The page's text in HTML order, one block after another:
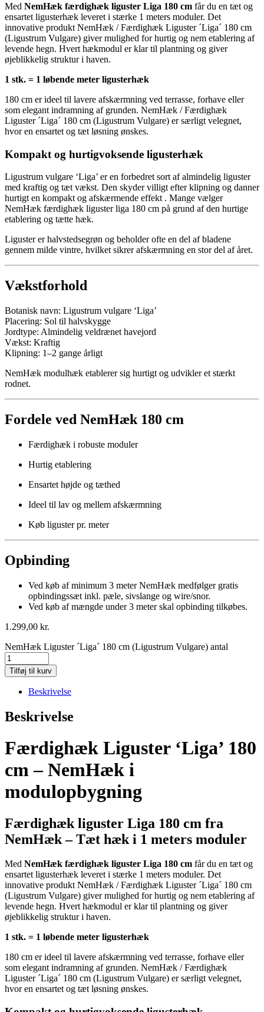
Med NemHæk færdighæk liguster Liga 180 cm får du en tæt og
ensartet ligusterhæk leveret i stærke 1 meters moduler. Det
innovative produkt NemHæk / Færdighæk Liguster ´Liga´ 180 cm
(Ligustrum Vulgare) giver mulighed for hurtig og nem etablering af
levende hegn. Hvert hækmodul er klar til plantning og giver
øjeblikkelig struktur i haven.
1 stk. = 1 løbende meter ligusterhæk
180 cm er ideel til lavere afskærmning ved terrasse, forhave eller
som elegant indramning af grunden. NemHæk / Færdighæk
Liguster ´Liga´ 180 cm (Ligustrum Vulgare) er særligt velegnet,
hvor en ensartet og tæt løsning ønskes.
Kompakt og hurtigvoksende ligusterhæk
Ligustrum vulgare ‘Liga’ er en forbedret sort af almindelig liguster
med kraftig og tæt vækst. Den skyder villigt efter klipning og danner
hurtigt en kompakt og afskærmende effekt . Mange vælger
NemHæk færdighæk liguster liga 180 cm på grund af den hurtige
etablering og tætte hæk.
Liguster er halvstedsegrøn og beholder ofte en del af bladene
gennem milde vintre, hvilket sikrer afskærmning en stor del af året.
Vækstforhold
Botanisk navn: Ligustrum vulgare ‘Liga’
Placering: Sol til halvskygge
Jordtype: Almindelig veldrænet havejord
Vækst: Kraftig
Klipning: 1–2 gange årligt
NemHæk modulhæk etablerer sig hurtigt og udvikler et stærkt
rodnet.
Fordele ved NemHæk 180 cm
Færdighæk i robuste moduler
Hurtig etablering
Ensartet højde og tæthed
Ideel til lav og mellem afskærmning
Køb liguster pr. meter
Opbinding
Ved køb af minimum 3 meter NemHæk medfølger gratis
opbindingssæt inkl. pæle, sivslange og wire/snor.
Ved køb af mængde under 3 meter skal opbinding tilkøbes.
1.299,00 kr.
NemHæk Liguster ´Liga´ 180 cm (Ligustrum Vulgare) antal
Tilføj til kurv
Beskrivelse
Beskrivelse
Færdighæk Liguster ‘Liga’ 180
cm – NemHæk i
modulopbygning
Færdighæk liguster Liga 180 cm fra
NemHæk – Tæt hæk i 1 meters moduler
Med NemHæk færdighæk liguster Liga 180 cm får du en tæt og
ensartet ligusterhæk leveret i stærke 1 meters moduler. Det
innovative produkt NemHæk / Færdighæk Liguster ´Liga´ 180 cm
(Ligustrum Vulgare) giver mulighed for hurtig og nem etablering af
levende hegn. Hvert hækmodul er klar til plantning og giver
øjeblikkelig struktur i haven.
1 stk. = 1 løbende meter ligusterhæk
180 cm er ideel til lavere afskærmning ved terrasse, forhave eller
som elegant indramning af grunden. NemHæk / Færdighæk
Liguster ´Liga´ 180 cm (Ligustrum Vulgare) er særligt velegnet,
hvor en ensartet og tæt løsning ønskes.